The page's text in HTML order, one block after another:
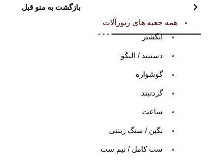
بازگشت به منو قبل
همه جعبه های زیورآلات
انگشتر
دستبند / النگو
گوشواره
گردنبند
ساعت
نگین / سنگ زینتی
ست کامل / نیم ست